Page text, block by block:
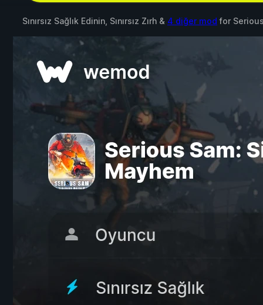
Sınırsız Sağlık Edinin, Sınırsız Zırh & 4 diğer mod for